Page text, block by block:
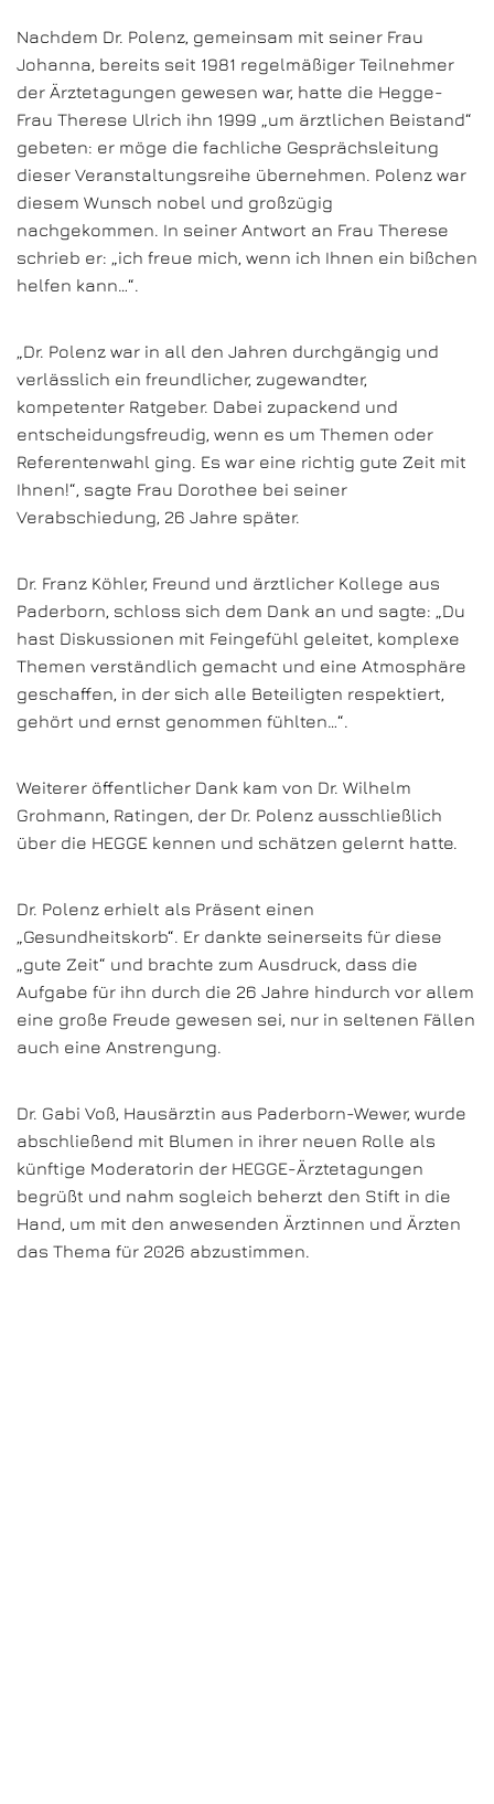
Nachdem Dr. Polenz, gemeinsam mit seiner Frau
Johanna, bereits seit 1981 regelmäßiger Teilnehmer
der Ärztetagungen gewesen war, hatte die Hegge-
Frau Therese Ulrich ihn 1999 „um ärztlichen Beistand“
gebeten: er möge die fachliche Gesprächsleitung
dieser Veranstaltungsreihe übernehmen. Polenz war
diesem Wunsch nobel und großzügig
nachgekommen. In seiner Antwort an Frau Therese
schrieb er: „ich freue mich, wenn ich Ihnen ein bißchen
helfen kann…“.
„Dr. Polenz war in all den Jahren durchgängig und
verlässlich ein freundlicher, zugewandter,
kompetenter Ratgeber. Dabei zupackend und
entscheidungsfreudig, wenn es um Themen oder
Referentenwahl ging. Es war eine richtig gute Zeit mit
Ihnen!“, sagte Frau Dorothee bei seiner
Verabschiedung, 26 Jahre später.
Dr. Franz Köhler, Freund und ärztlicher Kollege aus
Paderborn, schloss sich dem Dank an und sagte: „Du
hast Diskussionen mit Feingefühl geleitet, komplexe
Themen verständlich gemacht und eine Atmosphäre
geschaffen, in der sich alle Beteiligten respektiert,
gehört und ernst genommen fühlten…“.
Weiterer öffentlicher Dank kam von Dr. Wilhelm
Grohmann, Ratingen, der Dr. Polenz ausschließlich
über die HEGGE kennen und schätzen gelernt hatte.
Dr. Polenz erhielt als Präsent einen
„Gesundheitskorb“. Er dankte seinerseits für diese
„gute Zeit“ und brachte zum Ausdruck, dass die
Aufgabe für ihn durch die 26 Jahre hindurch vor allem
eine große Freude gewesen sei, nur in seltenen Fällen
auch eine Anstrengung.
Dr. Gabi Voß, Hausärztin aus Paderborn-Wewer, wurde
abschließend mit Blumen in ihrer neuen Rolle als
künftige Moderatorin der HEGGE-Ärztetagungen
begrüßt und nahm sogleich beherzt den Stift in die
Hand, um mit den anwesenden Ärztinnen und Ärzten
das Thema für 2026 abzustimmen.